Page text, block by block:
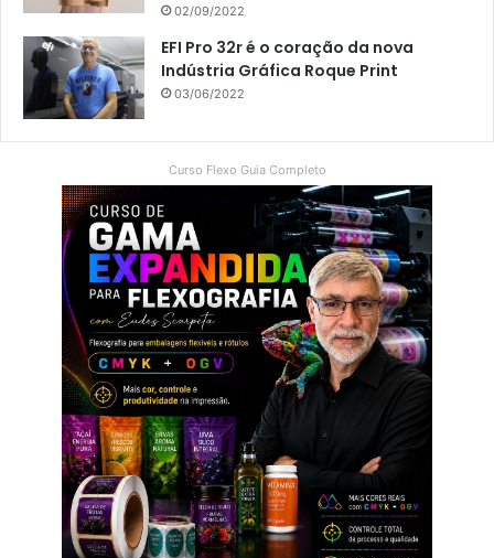
02/09/2022
EFI Pro 32r é o coração da nova
Indústria Gráfica Roque Print
03/06/2022
Curso Flexo Guia Completo